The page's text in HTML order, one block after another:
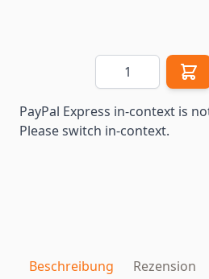
Menge
PayPal Express in-context is
Please switch in-context.
Beschreibung Rezension